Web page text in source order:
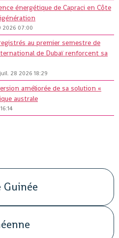
énergétique de Capraci en Côte
2026 07:00
au premier semestre de
de Dubaï renforcent sa
28 2026 18:29
améliorée de sa solution «
australe